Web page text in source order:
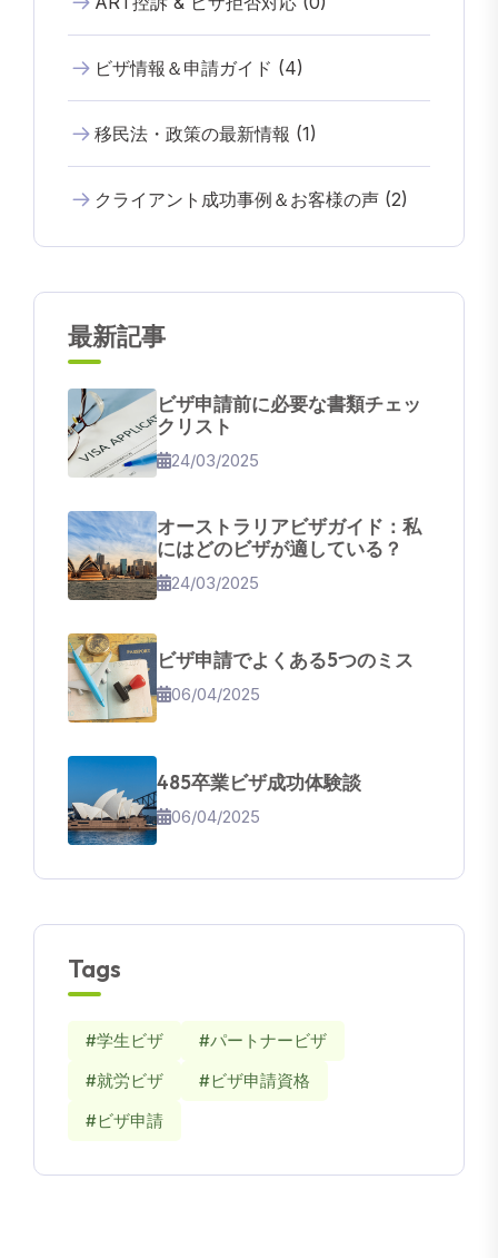
ビザ情報＆申請ガイド (4)
移民法・政策の最新情報 (1)
クライアント成功事例＆お客様の声 (2)
最新記事
ビザ申請前に必要な書類チェッ
クリスト
24/03/2025
オーストラリアビザガイド：私
にはどのビザが適している？
24/03/2025
ビザ申請でよくある5つのミス
06/04/2025
485卒業ビザ成功体験談
06/04/2025
Tags
#学生ビザ
#パートナービザ
#就労ビザ
#ビザ申請資格
#ビザ申請